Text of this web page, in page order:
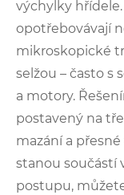
výchylky
opotřebovávají
mikroskopické
selžou – často s
a motory.
postavený na
mazání a
stanou součástí
postupu,